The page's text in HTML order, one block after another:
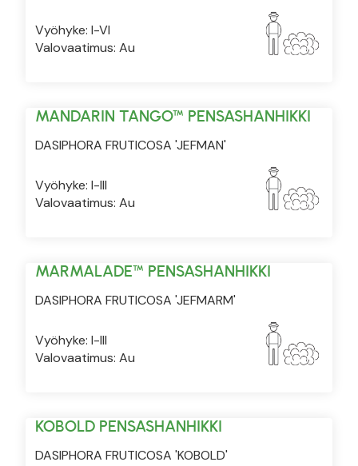
Vyöhyke: I-VI
Valovaatimus: Au
MANDARIN TANGO™ PENSASHANHIKKI
DASIPHORA FRUTICOSA 'JEFMAN'
Vyöhyke: I-III
Valovaatimus: Au
MARMALADE™ PENSASHANHIKKI
DASIPHORA FRUTICOSA 'JEFMARM'
Vyöhyke: I-III
Valovaatimus: Au
KOBOLD PENSASHANHIKKI
DASIPHORA FRUTICOSA 'KOBOLD'